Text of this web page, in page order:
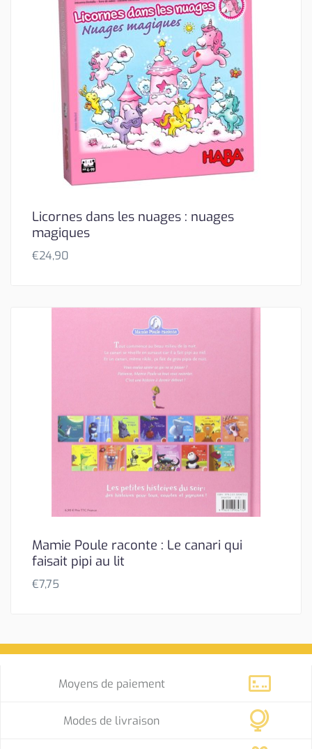
Licornes dans les nuages : nuages
magiques
€24,90
Mamie Poule raconte : Le canari qui
faisait pipi au lit
€7,75
Moyens de paiement
Modes de livraison